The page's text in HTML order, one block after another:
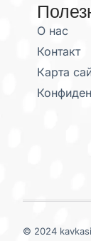
О нас
Контакт
Карта
© 2024